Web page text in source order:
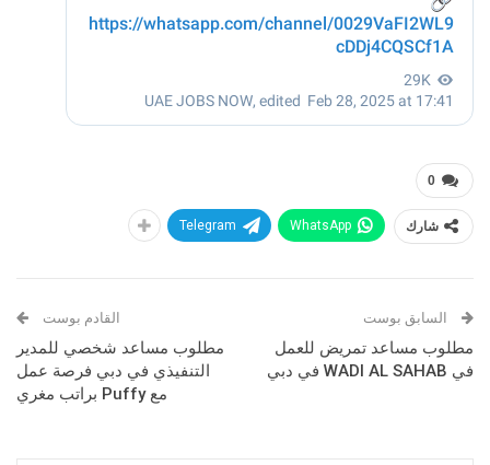
0
شارك WhatsApp
Telegram
السابق بوست
مطلوب مساعد تمريض للعمل
في WADI AL SAHAB في دبي
القادم بوست
مطلوب مساعد شخصي للمدير
التنفيذي في دبي فرصة عمل
مع Puffy براتب مغري